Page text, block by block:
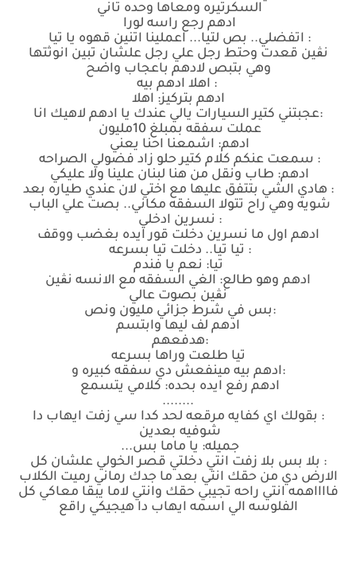
السكرتيره ومعاها وحده تاني
ادهم رجع راسه لورا
: اتفضلي.. بص لتيا... اعملينا اتنين قهوه يا تيا
نڨين قعدت وحتط رجل علي رجل علشان تبين انوثتها
وهي بتبص لادهم باعجاب واضح
: اهلا ادهم بيه
ادهم بتركيز: اهلا
:عجبتني كتير السيارات يالي عندك يا ادهم لاهيك انا
عملت سفقه بمبلغ 10مليون
ادهم: اشمعنا احنا يعني
: سمعت عنكم كلام كتير حلو زاد فضولي الصراحه
ادهم: طاب ونقل من هنا لبنان علينا ولا عليكي
: هادي الشي بتتفق عليها مع اختي لان عندي طياره بعد
شويه وهي راح تتولا السفقه مكاني.. بصت علي الباب
: نسرين ادخلي
ادهم اول ما نسرين دخلت قور ايده بغضب ووقف
: تيا تيا.. دخلت تيا بسرعه
تيا: نعم يا فندم
ادهم وهو طالع: الغي السفقه مع الانسه نڨين
نڨين بصوت عالي
:بس في شرط جزائي مليون ونص
ادهم لف ليها وابتسم
:هدفعهم
تيا طلعت وراها بسرعه
:ادهم بيه مينفعش دي سفقه كبيره و
ادهم رفع ايده بحده: كلامي يتسمع
........
: بقولك اي كفايه مرقعه لحد كدا سي زفت ايهاب دا
شوفيه بعدين
جميله: يا ماما بس...
: بلا بس بلا زفت انتي دخلتي قصر الخولي علشان كل
الارض دي من حقك انتي بعد ما جدك رماني رميت الكلاب
فااااهمه انتي راحه تجيبي حقك وانتي لاما يبقا معاكي كل
الفلوسه الي اسمه ايهاب دا هيجيكي راقع